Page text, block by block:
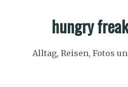
hungry
Alltag, Reisen, Fotos